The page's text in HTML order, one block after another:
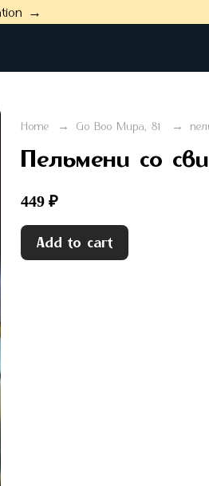
→
Home Go Boo Мира, 81
Пельмени со
449 ₽
Add to cart